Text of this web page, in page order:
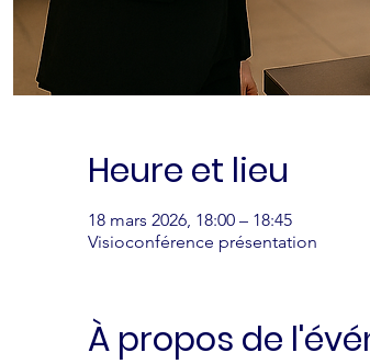
Heure et lieu
18 mars 2026, 18:00 – 18:45
Visioconférence présentation
À propos de